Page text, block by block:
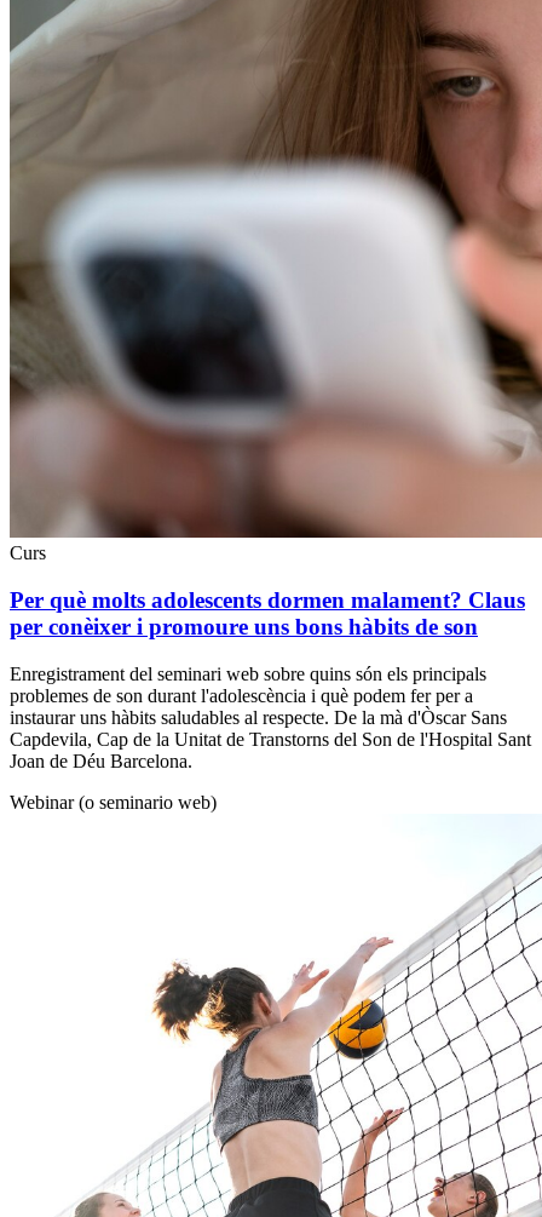
Curs
Per què molts adolescents dormen malament? Claus
per conèixer i promoure uns bons hàbits de son
Enregistrament del seminari web sobre quins són els principals
problemes de son durant l'adolescència i què podem fer per a
instaurar uns hàbits saludables al respecte. De la mà d'Òscar Sans
Capdevila, Cap de la Unitat de Transtorns del Son de l'Hospital Sant
Joan de Déu Barcelona.
Webinar (o seminario web)